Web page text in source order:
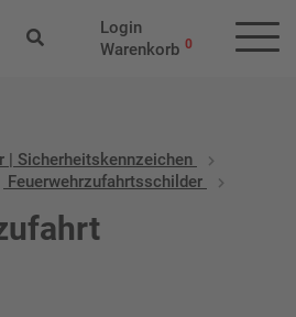
Login
Warenkorb 0
| Sicherheitskennzeichen
Feuerwehrzufahrtsschilder